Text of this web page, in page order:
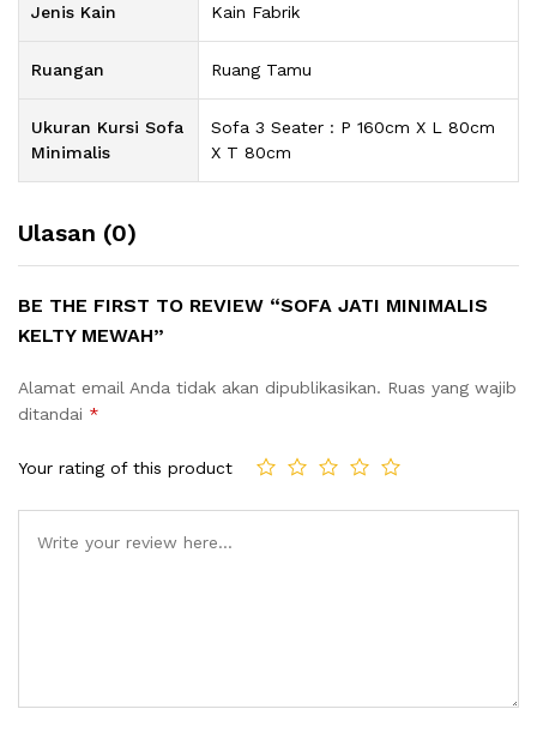
Jenis Kain Kain Fabrik
Ruangan Ruang Tamu
Ukuran Kursi Sofa
Minimalis
Sofa 3 Seater : P 160cm X L 80cm
X T 80cm
Ulasan (0)
BE THE FIRST TO REVIEW “SOFA JATI MINIMALIS
KELTY MEWAH”
Alamat email Anda tidak akan dipublikasikan. Ruas yang wajib
ditandai *
Your rating of this product